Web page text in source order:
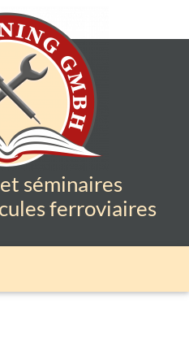
séminaires
ferroviaires